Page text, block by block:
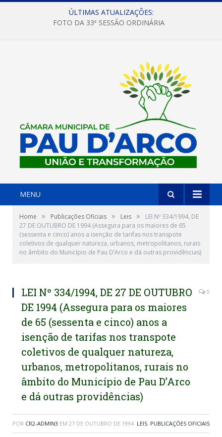
ÚLTIMAS ATUALIZAÇÕES:
FOTO DA 33ª SESSÃO ORDINÁRIA
MENU
Home » Publicações Oficiais » Leis »
LEI Nº 334/1994, DE
27 DE OUTUBRO DE 1994 (Assegura para os maiores de 65
(sessenta e cinco) anos a isenção de tarifas nos transpote
coletivos de qualquer natureza, urbanos, metropolitanos, rurais
no âmbito do Município de Pau D’Arco e dá outras providências)
LEI Nº 334/1994, DE 27 DE OUTUBRO
DE 1994 (Assegura para os maiores
de 65 (sessenta e cinco) anos a
isenção de tarifas nos transpote
coletivos de qualquer natureza,
urbanos, metropolitanos, rurais no
âmbito do Município de Pau D’Arco
e dá outras providências)
0
POR CR2-ADMIN3 EM 27 DE OUTUBRO DE 1994 LEIS, PUBLICAÇÕES OFICIAIS